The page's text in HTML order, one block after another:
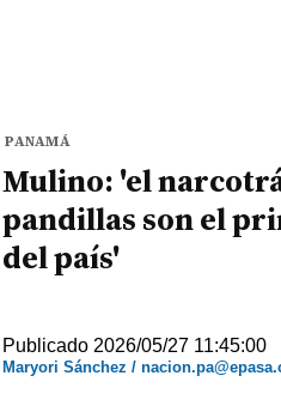
PANAMÁ
Mulino: 'el
pandillas son el
del país'
Publicado 2026/05/27 11:45:00
Maryori Sánchez /